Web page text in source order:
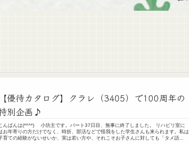
優待カタログ】クラレ（3405）で100周年の
別企画♪
んばんは(*^^*) 小坊主です。パート37日目、無事に終了しました。 リハビリ室に
お年寄りの方だけでなく、時折、部活などで怪我をした学生さんも来られます。私は
育ての経験がないせいか、実は若い方や、それこそお子さんに対しても「タメ語...